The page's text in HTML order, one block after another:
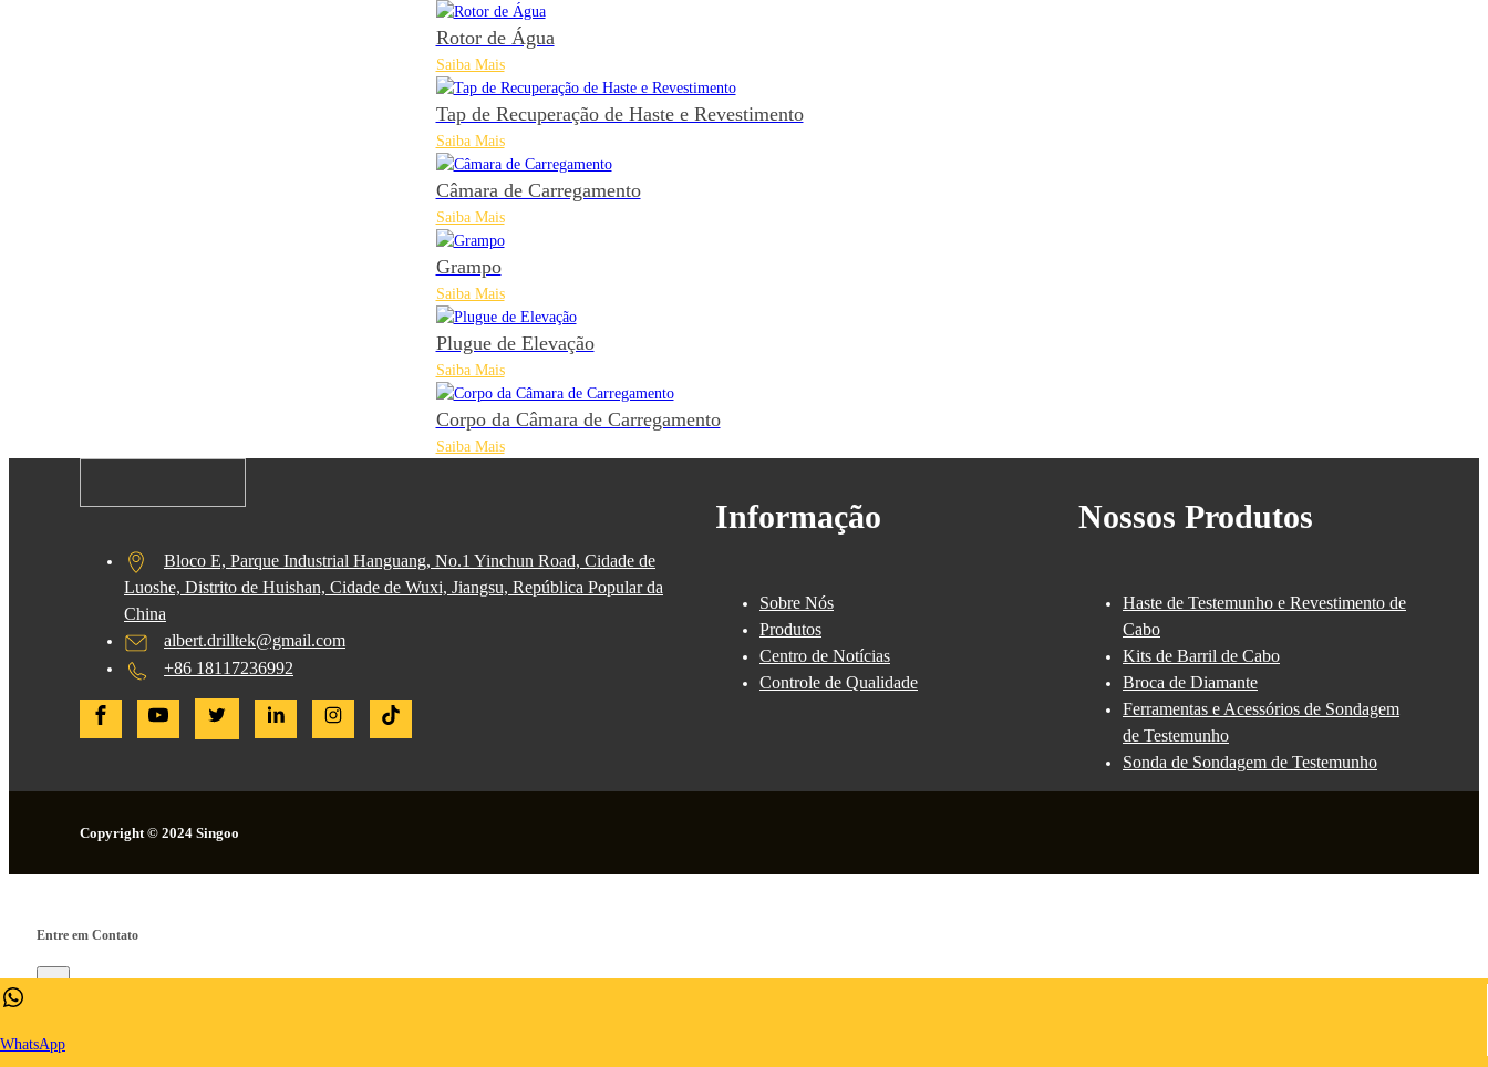
Rotor de Água
Saiba Mais
Tap de Recuperação de Haste e Revestimento
Saiba Mais
Câmara de Carregamento
Saiba Mais
Grampo
Saiba Mais
Plugue de Elevação
Saiba Mais
Corpo da Câmara de Carregamento
Saiba Mais
Bloco E, Parque Industrial Hanguang, No.1 Yinchun Road, Cidade de
Luoshe, Distrito de Huishan, Cidade de Wuxi, Jiangsu, República Popular da
China
albert.drilltek@gmail.com
+86 18117236992
Informação
Sobre Nós
Produtos
Centro de Notícias
Controle de Qualidade
Nossos Produtos
Haste de Testemunho e Revestimento de
Cabo
Kits de Barril de Cabo
Broca de Diamante
Ferramentas e Acessórios de Sondagem
de Testemunho
Sonda de Sondagem de Testemunho
Copyright © 2024 Singoo
Entre em Contato
×
WhatsApp